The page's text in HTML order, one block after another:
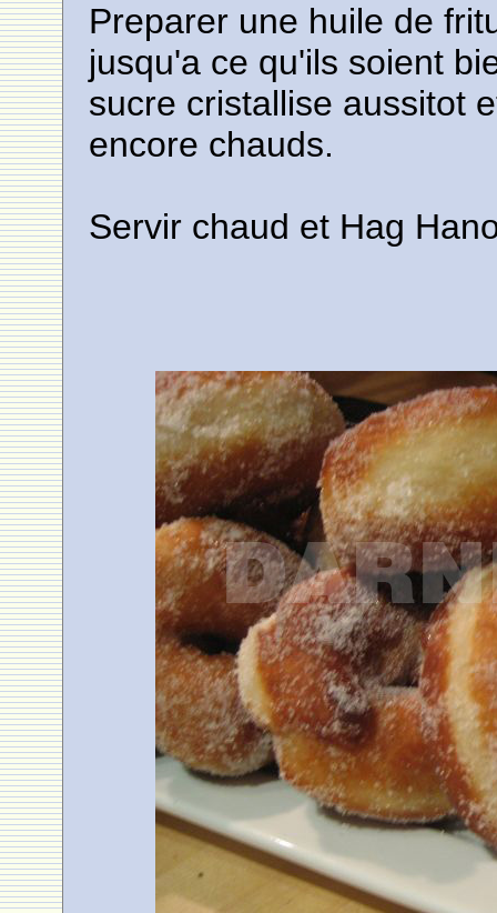
Preparer une huile de
jusqu'a ce qu'ils soient
sucre cristallise aussitot
encore chauds.
Servir chaud et Hag